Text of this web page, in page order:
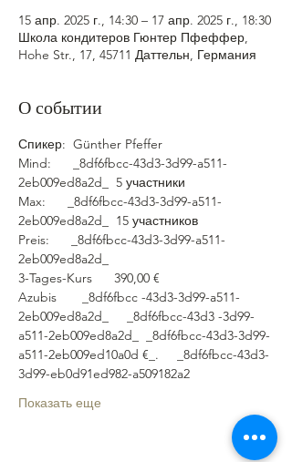
15 апр. 2025 г., 14:30 – 17 апр. 2025 г., 18:30
Школа кондитеров Гюнтер Пфеффер,
Hohe Str., 17, 45711 Даттельн, Германия
О событии
Спикер:  Günther Pfeffer
Mind:      _8df6fbcc-43d3-3d99-a511-
2eb009ed8a2d_  5 участники
Max:      _8df6fbcc-43d3-3d99-a511-
2eb009ed8a2d_  15 участников
Preis:      _8df6fbcc-43d3-3d99-a511-
2eb009ed8a2d_
3-Tages-Kurs      390,00 €
Azubis       _8df6fbcc -43d3-3d99-a511-
2eb009ed8a2d_     _8df6fbcc-43d3 -3d99-
a511-2eb009ed8a2d_  _8df6fbcc-43d3-3d99-
a511-2eb009ed10a0d €_.     _8df6fbcc-43d3-
3d99-eb0d91ed982-a509182a2
Показать еще